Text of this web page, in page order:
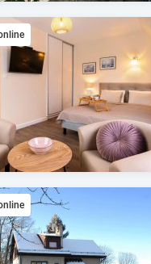
c
l
e
a
r
a
n
d
s
l
e